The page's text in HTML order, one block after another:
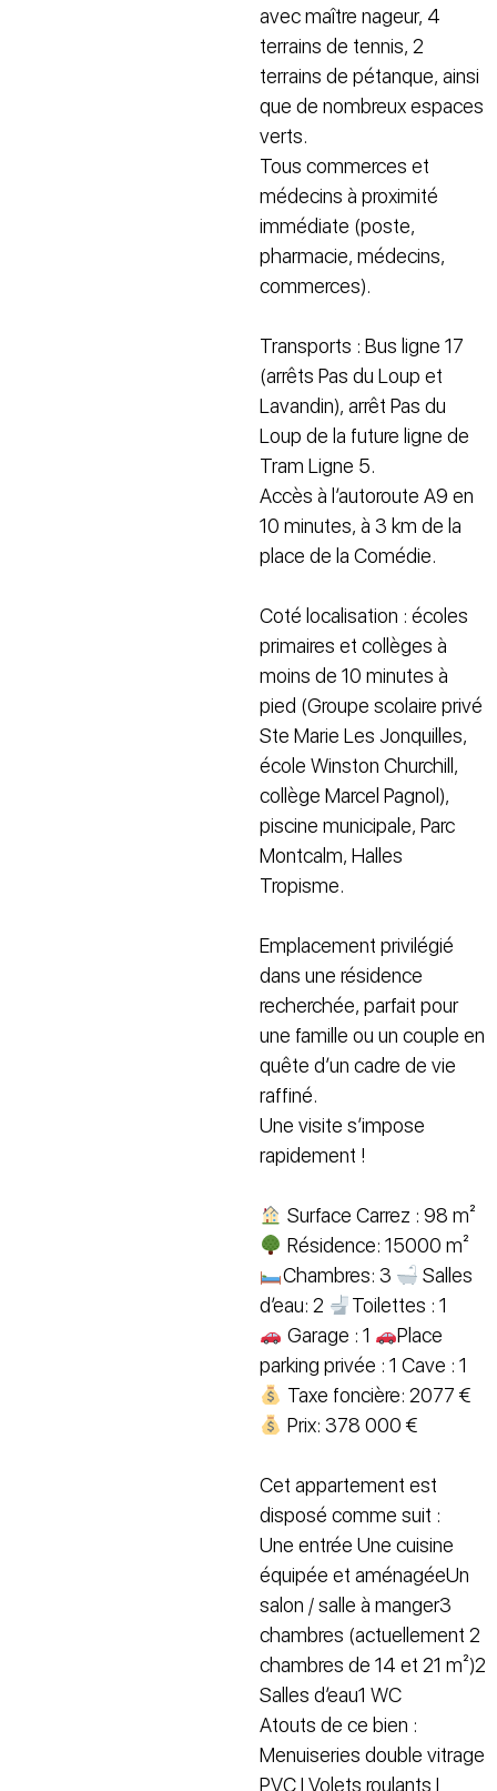
avec maître nageur, 4
terrains de tennis, 2
terrains de pétanque, ainsi
que de nombreux espaces
verts.
Tous commerces et
médecins à proximité
immédiate (poste,
pharmacie, médecins,
commerces).
Transports : Bus ligne 17
(arrêts Pas du Loup et
Lavandin), arrêt Pas du
Loup de la future ligne de
Tram Ligne 5.
Accès à l’autoroute A9 en
10 minutes, à 3 km de la
place de la Comédie.
Coté localisation : écoles
primaires et collèges à
moins de 10 minutes à
pied (Groupe scolaire privé
Ste Marie Les Jonquilles,
école Winston Churchill,
collège Marcel Pagnol),
piscine municipale, Parc
Montcalm, Halles
Tropisme.
Emplacement privilégié
dans une résidence
recherchée, parfait pour
une famille ou un couple en
quête d’un cadre de vie
raffiné.
Une visite s’impose
rapidement !
Surface Carrez : 98 m²
Résidence: 15000 m²
Chambres: 3
Salles
d’eau: 2
Toilettes : 1
Garage : 1
Place
parking privée : 1 Cave : 1
Taxe foncière: 2077 €
Prix: 378 000 €
Cet appartement est
disposé comme suit :
Une entrée Une cuisine
équipée et aménagéeUn
salon / salle à manger3
chambres (actuellement 2
chambres de 14 et 21 m²)2
Salles d’eau1 WC
Atouts de ce bien :
Menuiseries double vitrage
PVC | Volets roulants |